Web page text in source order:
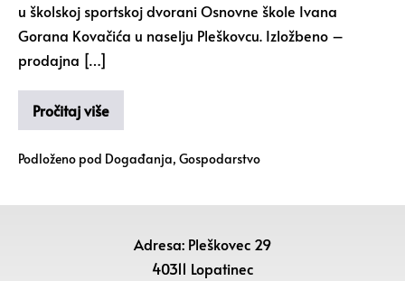
u školskoj sportskoj dvorani Osnovne škole Ivana
Gorana Kovačića u naselju Pleškovcu. Izložbeno –
prodajna […]
Pročitaj više
Podloženo pod Događanja, Gospodarstvo
Adresa: Pleškovec 29
40311 Lopatinec